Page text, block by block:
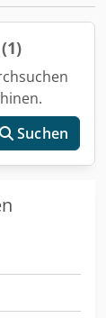
besichtigt
39,5kg
(1)
Suchen